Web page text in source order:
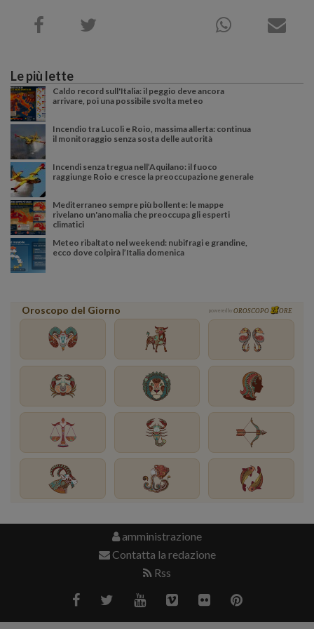
Le più lette
Caldo record sull'Italia: il peggio deve ancora
arrivare, poi una possibile svolta meteo
Incendio tra Lucoli e Roio, massima allerta: continua
il monitoraggio senza sosta delle autorità
Incendi senza tregua nell’Aquilano: il fuoco
raggiunge Roio e cresce la preoccupazione generale
Mediterraneo sempre più bollente: le mappe
rivelano un'anomalia che preoccupa gli esperti
climatici
Meteo ribaltato nel weekend: nubifragi e grandine,
ecco dove colpirà l’Italia domenica
Oroscopo del Giorno powered by OROSCOPO ORE
amministrazione
Contatta la redazione
Rss